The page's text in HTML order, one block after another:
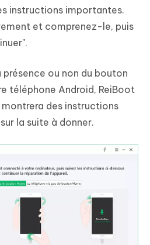
instructions importantes.
et comprenez-le, puis
ou non du bouton
téléphone Android, ReiBoot
des instructions
la suite à donner.